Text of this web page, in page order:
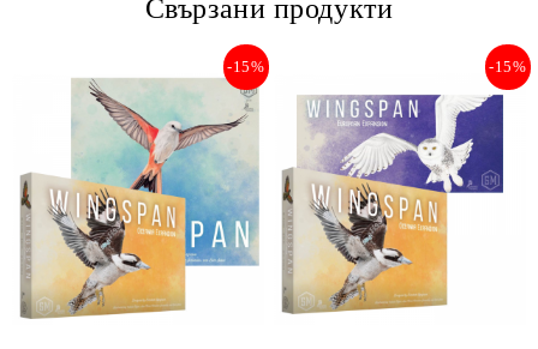
Свързани продукти
-15% -15%